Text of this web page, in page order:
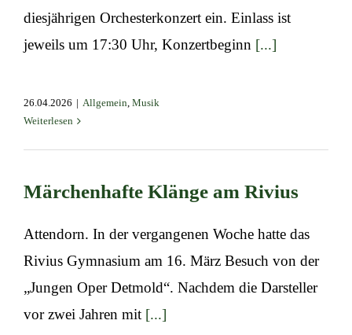
diesjährigen Orchesterkonzert ein. Einlass ist
jeweils um 17:30 Uhr, Konzertbeginn [...]
26.04.2026 | Allgemein, Musik
Weiterlesen
Märchenhafte Klänge am Rivius
Attendorn. In der vergangenen Woche hatte das
Rivius Gymnasium am 16. März Besuch von der
„Jungen Oper Detmold“. Nachdem die Darsteller
vor zwei Jahren mit [...]